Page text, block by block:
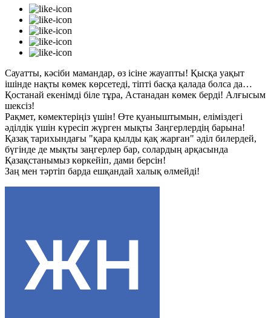
Сауатты, кәсіби мамандар, өз ісіне жауапты! Қысқа уақыт
ішінде нақты көмек көрсетеді, тіпті басқа қалада болса да…
Қостанай екенімді біле тұра, Астанадан көмек берді! Алғысым
шексіз!
Рақмет, көмектеріңіз үшін! Өте қуаныштымын, еліміздегі
әділдік үшін күресіп жүрген мықты Заңгерлердің барына!
Қазақ тарихындағы "қара қылды қақ жарған" әділ билердей,
бүгінде де мықты заңгерлер бар, солардың арқасында
Қазақстанымыз көркейіп, дами берсін!
Заң мен тәртіп барда ешқандай халық өлмейді!